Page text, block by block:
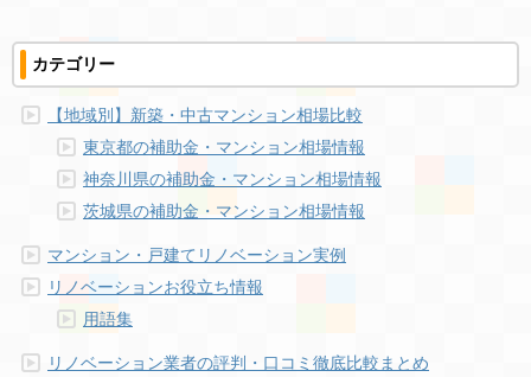
カテゴリー
【地域別】新築・中古マンション相場比較
東京都の補助金・マンション相場情報
神奈川県の補助金・マンション相場情報
茨城県の補助金・マンション相場情報
マンション・戸建てリノベーション実例
リノベーションお役立ち情報
用語集
リノベーション業者の評判・口コミ徹底比較まとめ